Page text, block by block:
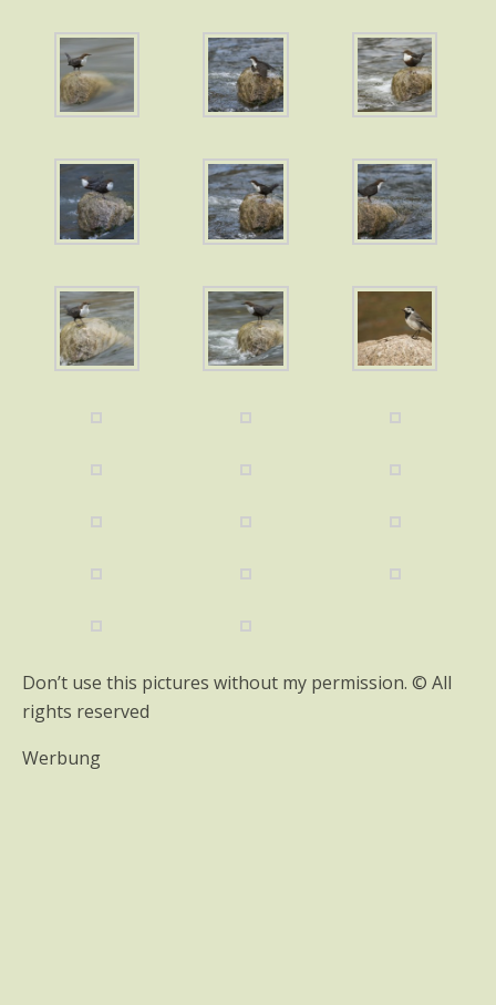
Don’t use this pictures without my permission. © All
rights reserved
Werbung